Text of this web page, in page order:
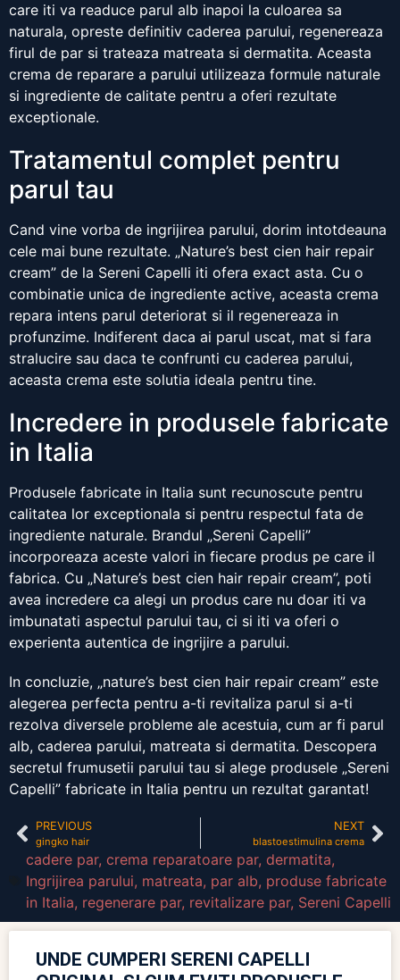
care iti va readuce parul alb inapoi la culoarea sa
naturala, opreste definitiv caderea parului, regenereaza
firul de par si trateaza matreata si dermatita. Aceasta
crema de reparare a parului utilizeaza formule naturale
si ingrediente de calitate pentru a oferi rezultate
exceptionale.
Tratamentul complet pentru
parul tau
Cand vine vorba de ingrijirea parului, dorim intotdeauna
cele mai bune rezultate. „Nature’s best cien hair repair
cream” de la Sereni Capelli iti ofera exact asta. Cu o
combinatie unica de ingrediente active, aceasta crema
repara intens parul deteriorat si il regenereaza in
profunzime. Indiferent daca ai parul uscat, mat si fara
stralucire sau daca te confrunti cu caderea parului,
aceasta crema este solutia ideala pentru tine.
Incredere in produsele fabricate
in Italia
Produsele fabricate in Italia sunt recunoscute pentru
calitatea lor exceptionala si pentru respectul fata de
ingrediente naturale. Brandul „Sereni Capelli”
incorporeaza aceste valori in fiecare produs pe care il
fabrica. Cu „Nature’s best cien hair repair cream”, poti
avea incredere ca alegi un produs care nu doar iti va
imbunatati aspectul parului tau, ci si iti va oferi o
experienta autentica de ingrijire a parului.
In concluzie, „nature’s best cien hair repair cream” este
alegerea perfecta pentru a-ti revitaliza parul si a-ti
rezolva diversele probleme ale acestuia, cum ar fi parul
alb, caderea parului, matreata si dermatita. Descopera
secretul frumusetii parului tau si alege produsele „Sereni
Capelli” fabricate in Italia pentru un rezultat garantat!
PREVIOUS
gingko hair
NEXT
blastoestimulina crema
cadere par, crema reparatoare par, dermatita,
Ingrijirea parului, matreata, par alb, produse fabricate
in Italia, regenerare par, revitalizare par, Sereni Capelli
UNDE CUMPERI SERENI CAPELLI